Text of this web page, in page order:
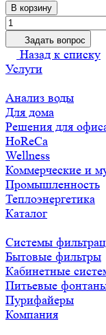
В корзину
Задать вопрос
Назад к списку
Услуги
Анализ воды
Для дома
Решения для
HoReCa
Wellness
Коммерческие и
Промышленность
Теплоэнергетика
Каталог
Системы
Бытовые фильтры
Кабинетные
Питьевые
Пурифайеры
Компания